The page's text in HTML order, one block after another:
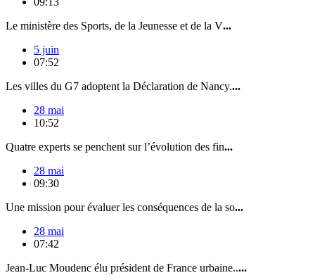
Le ministère des Sports, de la Jeunesse et de la V...
5 juin
07:52
Les villes du G7 adoptent la Déclaration de Nancy....
28 mai
10:52
Quatre experts se penchent sur l’évolution des fin...
28 mai
09:30
Une mission pour évaluer les conséquences de la so...
28 mai
07:42
Jean-Luc Moudenc élu président de France urbaine.....